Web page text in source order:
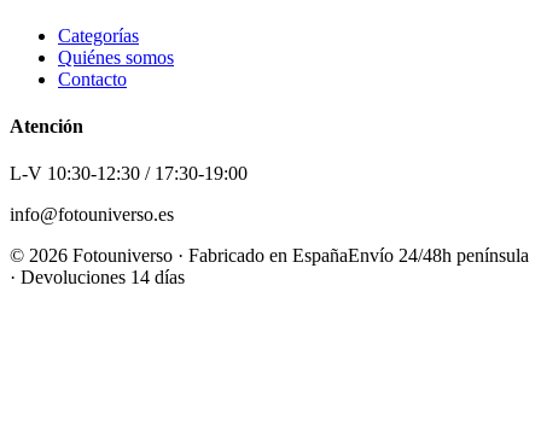
Categorías
Quiénes somos
Contacto
Atención
L-V 10:30-12:30 / 17:30-19:00
info@fotouniverso.es
© 2026 Fotouniverso · Fabricado en EspañaEnvío 24/48h península
· Devoluciones 14 días